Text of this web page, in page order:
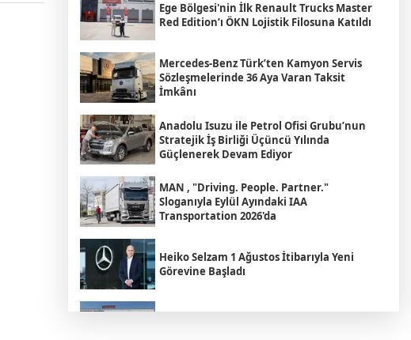
Ege Bölgesi'nin İlk Renault Trucks Master
Red Edition’ı ÖKN Lojistik Filosuna Katıldı
Mercedes-Benz Türk’ten Kamyon Servis
Sözleşmelerinde 36 Aya Varan Taksit
İmkânı
Anadolu Isuzu ile Petrol Ofisi Grubu’nun
Stratejik İş Birliği Üçüncü Yılında
Güçlenerek Devam Ediyor
MAN , "Driving. People. Partner."
Sloganıyla Eylül Ayındaki IAA
Transportation 2026'da
Heiko Selzam 1 Ağustos İtibarıyla Yeni
Görevine Başladı